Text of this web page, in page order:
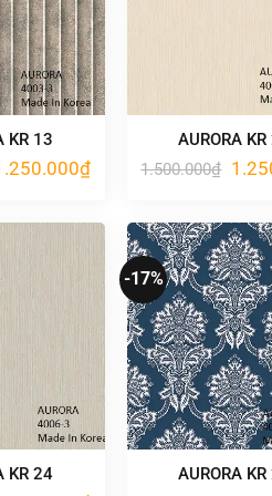
KR 13
₫Giá
1.250.000₫.
AURORA KR
1.500.000₫ Giá
KR 24
-17%
AURORA KR